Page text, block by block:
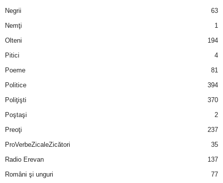
Negrii
63
Nemţi
1
Olteni
194
Pitici
4
Poeme
81
Politice
394
Poliţişti
370
Poştaşi
2
Preoţi
237
ProVerbeZicaleZicători
35
Radio Erevan
137
Români şi unguri
77